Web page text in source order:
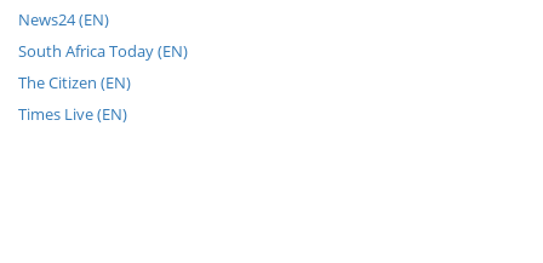
News24 (EN)
South Africa Today (EN)
The Citizen (EN)
Times Live (EN)